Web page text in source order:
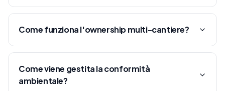
Come funziona l'ownership multi-cantiere?
Come viene gestita la conformità
ambientale?